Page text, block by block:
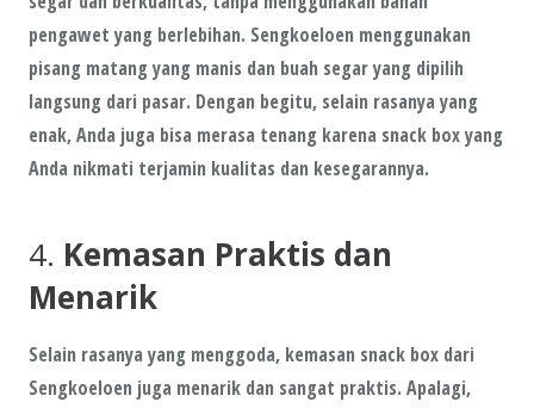
pengawet yang berlebihan. Sengkoeloen menggunakan
pisang matangyang manis dan buah segar yang dipilih
langsung dari pasar. Dengan begitu, selain rasanya yang
enak, Anda juga bisa merasa tenang karena snack box yang
Anda nikmati terjamin kualitas dan kesegarannya.
4. Kemasan Praktis dan
Menarik
Selain rasanya yang menggoda, kemasan snack box dari
Sengkoeloen juga menarik dan sangat praktis. Apalagi,